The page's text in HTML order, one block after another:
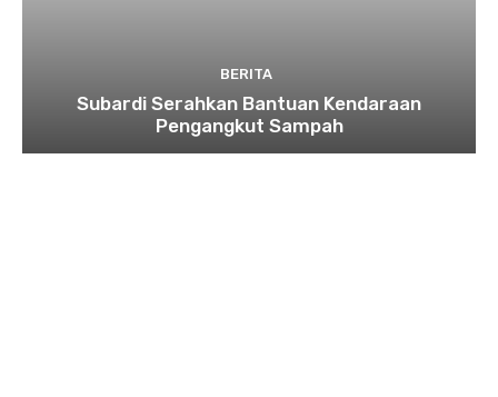
BERITA
Subardi Serahkan Bantuan Kendaraan
Pengangkut Sampah